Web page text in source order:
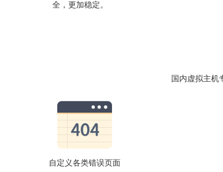
全，更加稳定。
国内虚拟主机
自定义各类错误页面